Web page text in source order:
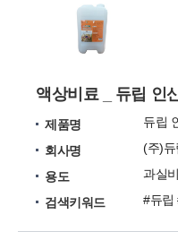
액상비료 _ 듀립 인
제품명
듀립
회사명
(주)듀
용도
과실
검색키워드